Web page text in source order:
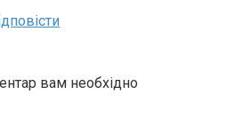
вам необхідно